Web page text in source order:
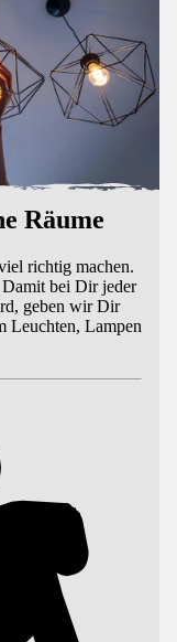
Räume
richtig machen.
bei Dir jeder
geben wir Dir
Leuchten, Lampen